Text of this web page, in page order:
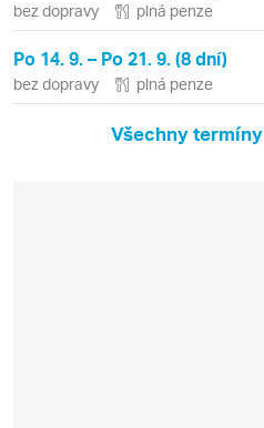
bez dopravy plná penze
Po 14. 9. – Po 21. 9. (8 dní)
bez dopravy plná penze
Všechny